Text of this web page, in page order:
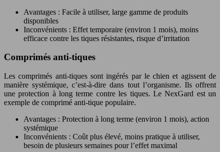
Avantages : Facile à utiliser, large gamme de produits
disponibles
Inconvénients : Effet temporaire (environ 1 mois), moins
efficace contre les tiques résistantes, risque d’irritation
Comprimés anti-tiques
Les comprimés anti-tiques sont ingérés par le chien et agissent de
manière systémique, c’est-à-dire dans tout l’organisme. Ils offrent
une protection à long terme contre les tiques. Le NexGard est un
exemple de comprimé anti-tique populaire.
Avantages : Protection à long terme (environ 1 mois), action
systémique
Inconvénients : Coût plus élevé, moins pratique à utiliser,
besoin de plusieurs semaines pour l’effet maximal